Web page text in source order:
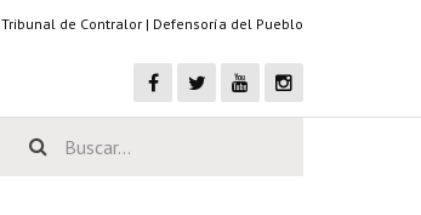
Tribunal de Contralor | Defensoría del Pueblo